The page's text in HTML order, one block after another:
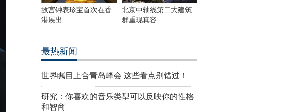
故宫钟表珍宝首次在香
港展出
北京中轴线第二大建筑
群重现真容
最热新闻
世界瞩目上合青岛峰会 这些看点别错过！
研究：你喜欢的音乐类型可以反映你的性格
和智商